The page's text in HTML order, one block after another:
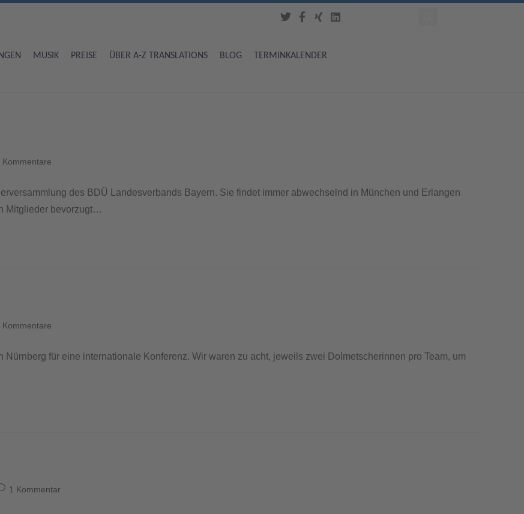
MUSIK PREISE ÜBER A-Z TRANSLATIONS BLOG TERMINKALENDER
Kommentare
des BDÜ Landesverbands Bayern. Sie findet immer abwechselnd in München und Erlangen
Mitglieder bevorzugt…
Kommentare
Nürnberg für eine internationale Konferenz. Wir waren zu acht, jeweils zwei Dolmetscherinnen pro Team, um
1 Kommentar